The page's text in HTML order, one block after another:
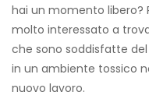
hai un momento libero?
molto interessato a
che sono soddisfatte
in un ambiente tossico
nuovo lavoro.